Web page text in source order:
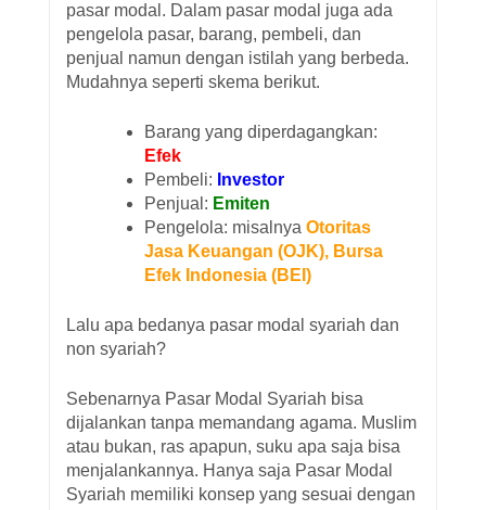
pasar modal. Dalam pasar modal juga ada
pengelola pasar, barang, pembeli, dan
penjual namun dengan istilah yang berbeda.
Mudahnya seperti skema berikut.
Barang yang diperdagangkan:
Efek
Pembeli: Investor
Penjual: Emiten
Pengelola: misalnya Otoritas
Jasa Keuangan (OJK), Bursa
Efek Indonesia (BEI)
Lalu apa bedanya pasar modal syariah dan
non syariah?
Sebenarnya Pasar Modal Syariah bisa
dijalankan tanpa memandang agama. Muslim
atau bukan, ras apapun, suku apa saja bisa
menjalankannya. Hanya saja Pasar Modal
Syariah memiliki konsep yang sesuai dengan